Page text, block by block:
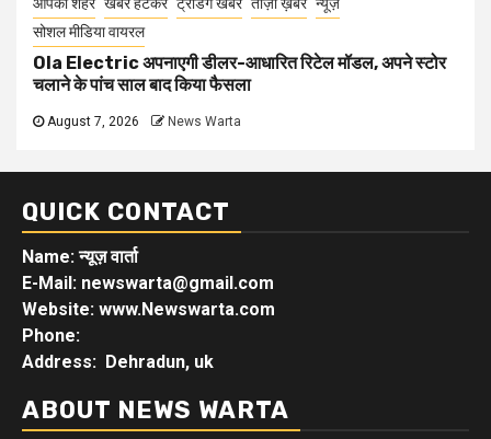
सोशल मीडिया वायरल
Ola Electric अपनाएगी डीलर-आधारित रिटेल मॉडल, अपने स्टोर
चलाने के पांच साल बाद किया फैसला
August 7, 2026 News Warta
QUICK CONTACT
Name: न्यूज़ वार्ता
E-Mail: newswarta@gmail.com
Website: www.Newswarta.com
Phone:
Address: Dehradun, uk
ABOUT NEWS WARTA